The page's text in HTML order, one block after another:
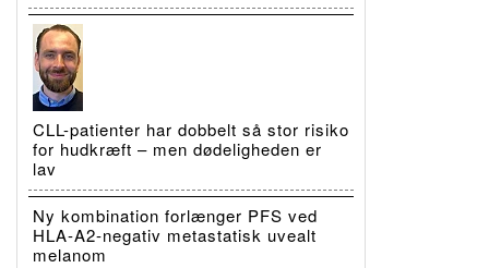
CLL-patienter har dobbelt så stor risiko
for hudkræft – men dødeligheden er
lav
Ny kombination forlænger PFS ved
HLA-A2-negativ metastatisk uvealt
melanom